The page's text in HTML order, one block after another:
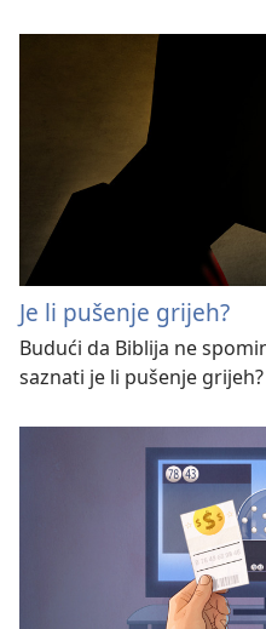
Je li pušenje grijeh?
Budući da Biblija ne
saznati je li pušenje grijeh?